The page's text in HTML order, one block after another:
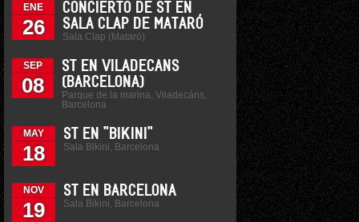
ENE
26
CONCIERTO DE ST EN
SALA CLAP DE MATARÓ
Sala Clap (Mataró)
SEP
08
ST EN VILADECANS
(BARCELONA)
Parque de la marina, Viladecáns,
Barcelona
MAY
18
ST EN "BIKINI"
Sala Bikini, Barcelona
NOV
19
ST EN BARCELONA
Sala Bikini, Barcelona